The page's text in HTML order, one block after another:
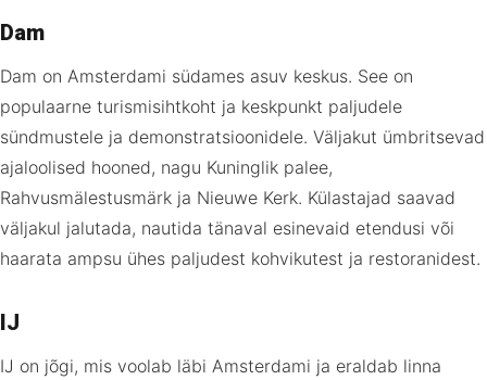
Dam
Dam on Amsterdami südames asuv keskus. See on
populaarne turismisihtkoht ja keskpunkt paljudele
sündmustele ja demonstratsioonidele. Väljakut ümbritsevad
ajaloolised hooned, nagu Kuninglik palee,
Rahvusmälestusmärk ja Nieuwe Kerk. Külastajad saavad
väljakul jalutada, nautida tänaval esinevaid etendusi või
haarata ampsu ühes paljudest kohvikutest ja restoranidest.
IJ
IJ on jõgi, mis voolab läbi Amsterdami ja eraldab linna